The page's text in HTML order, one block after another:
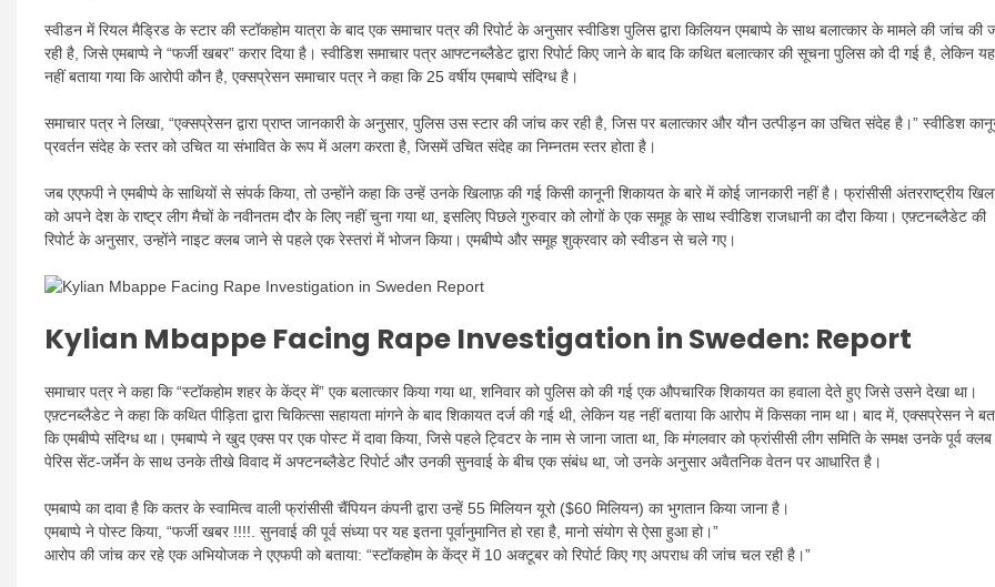
स्वीडन में रियल मैड्रिड के स्टार की स्टॉकहोम यात्रा के बाद एक समाचार पत्र की रिपोर्ट के अनुसार स्वीडिश पुलिस द्वारा किलियन एमबाप्पे के साथ बलात्कार के मामले की जांच की
रही है, जिसे एमबाप्पे ने “फर्जी खबर” करार दिया है। स्वीडिश समाचार पत्र आफ्टनब्लैडेट द्वारा रिपोर्ट किए जाने के बाद कि कथित बलात्कार की सूचना पुलिस को दी गई है, लेकिन यह
नहीं बताया गया कि आरोपी कौन है, एक्सप्रेसन समाचार पत्र ने कहा कि 25 वर्षीय एमबाप्पे संदिग्ध है।
समाचार पत्र ने लिखा, “एक्सप्रेसन द्वारा प्राप्त जानकारी के अनुसार, पुलिस उस स्टार की जांच कर रही है, जिस पर बलात्कार और यौन उत्पीड़न का उचित संदेह है।” स्वीडिश
प्रवर्तन संदेह के स्तर को उचित या संभावित के रूप में अलग करता है, जिसमें उचित संदेह का निम्नतम स्तर होता है।
जब एएफपी ने एमबीप्पे के साथियों से संपर्क किया, तो उन्होंने कहा कि उन्हें उनके खिलाफ़ की गई किसी कानूनी शिकायत के बारे में कोई जानकारी नहीं है। फ्रांसीसी अंतरराष्ट्रीय
को अपने देश के राष्ट्र लीग मैचों के नवीनतम दौर के लिए नहीं चुना गया था, इसलिए पिछले गुरुवार को लोगों के एक समूह के साथ स्वीडिश राजधानी का दौरा किया। एफ़्टनब्लैडेट की
रिपोर्ट के अनुसार, उन्होंने नाइट क्लब जाने से पहले एक रेस्तरां में भोजन किया। एमबीप्पे और समूह शुक्रवार को स्वीडन से चले गए।
Kylian Mbappe Facing Rape Investigation in Sweden: Report
समाचार पत्र ने कहा कि “स्टॉकहोम शहर के केंद्र में” एक बलात्कार किया गया था, शनिवार को पुलिस को की गई एक औपचारिक शिकायत का हवाला देते हुए जिसे उसने देखा था।
एफ़्टनब्लैडेट ने कहा कि कथित पीड़िता द्वारा चिकित्सा सहायता मांगने के बाद शिकायत दर्ज की गई थी, लेकिन यह नहीं बताया कि आरोप में किसका नाम था। बाद में, एक्सप्रेसन ने
कि एमबीप्पे संदिग्ध था। एमबाप्पे ने खुद एक्स पर एक पोस्ट में दावा किया, जिसे पहले ट्विटर के नाम से जाना जाता था, कि मंगलवार को फ्रांसीसी लीग समिति के समक्ष उनके पूर्व क्लब
पेरिस सेंट-जर्मेन के साथ उनके तीखे विवाद में अफ्टनब्लैडेट रिपोर्ट और उनकी सुनवाई के बीच एक संबंध था, जो उनके अनुसार अवैतनिक वेतन पर आधारित है।
एमबाप्पे का दावा है कि कतर के स्वामित्व वाली फ्रांसीसी चैंपियन कंपनी द्वारा उन्हें 55 मिलियन यूरो ($60 मिलियन) का भुगतान किया जाना है।
एमबाप्पे ने पोस्ट किया, “फर्जी खबर !!!!. सुनवाई की पूर्व संध्या पर यह इतना पूर्वानुमानित हो रहा है, मानो संयोग से ऐसा हुआ हो।”
आरोप की जांच कर रहे एक अभियोजक ने एएफपी को बताया: “स्टॉकहोम के केंद्र में 10 अक्टूबर को रिपोर्ट किए गए अपराध की जांच चल रही है।”